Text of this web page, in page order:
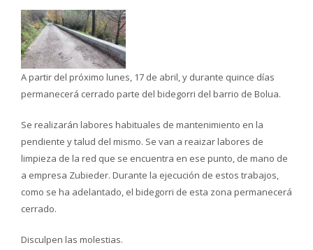
A partir del próximo lunes, 17 de abril, y durante quince días
permanecerá cerrado parte del bidegorri del barrio de Bolua.
Se realizarán labores habituales de mantenimiento en la
pendiente y talud del mismo. Se van a reaizar labores de
limpieza de la red que se encuentra en ese punto, de mano de
a empresa Zubieder. Durante la ejecución de estos trabajos,
como se ha adelantado, el bidegorri de esta zona permanecerá
cerrado.
Disculpen las molestias.